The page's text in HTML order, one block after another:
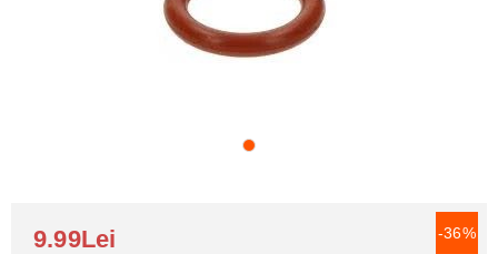
-36%
9.99Lei